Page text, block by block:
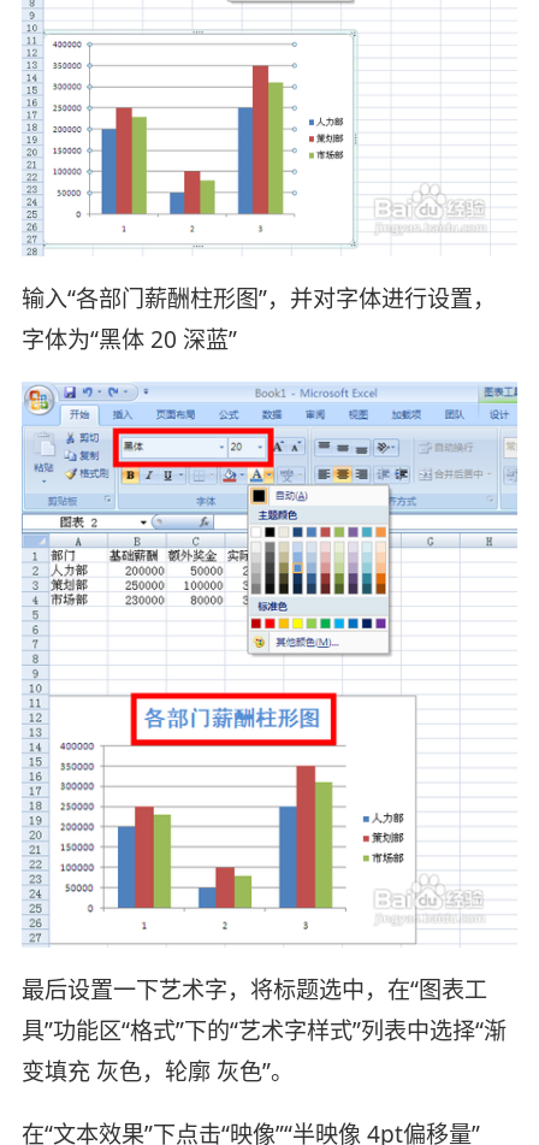
输入“各部门薪酬柱形图”，并对字体进行设置，
字体为“黑体 20 深蓝”
最后设置一下艺术字，将标题选中，在“图表工
具”功能区“格式”下的“艺术字样式”列表中选择“渐
变填充 灰色，轮廓 灰色”。
在“文本效果”下点击“映像”“半映像 4pt偏移量”